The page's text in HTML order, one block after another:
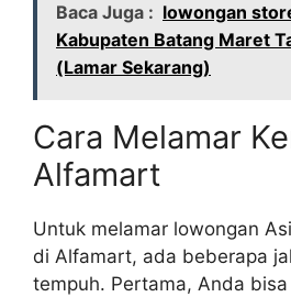
Baca Juga : lowongan
Kabupaten Batang Maret
(Lamar Sekarang)
Cara Melamar
Alfamart
Untuk melamar lowongan
di Alfamart, ada beberapa
tempuh. Pertama, Anda